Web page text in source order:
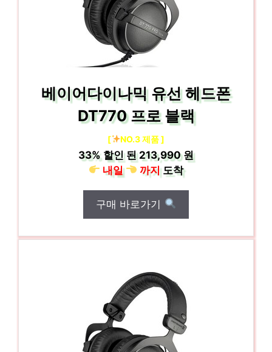
베이어다이나믹 유선 헤드폰
DT770 프로 블랙
[ NO.3 제품 ]
33% 할인 된213,990 원
내일
까지도착
구매 바로가기